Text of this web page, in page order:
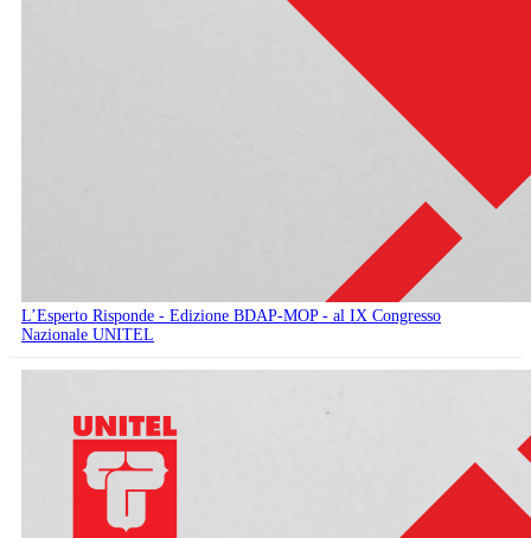
L’Esperto Risponde - Edizione BDAP-MOP - al IX Congresso
Nazionale UNITEL